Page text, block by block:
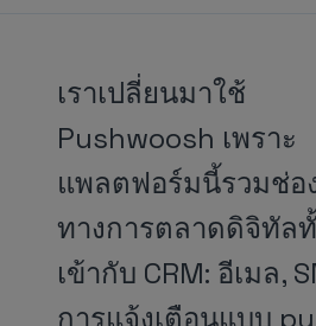
เราเปลี่ยนมาใช้
Pushwoosh เพราะ
แพลตฟอร์มนี้รวมช่อ
ทางการตลาดดิจิทัล
เข้ากับ CRM: อีเมล,
การแจ้งเตือนแบบ